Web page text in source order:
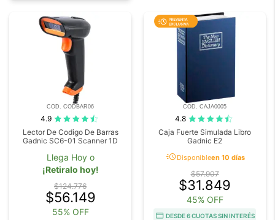
COD. CODBAR06
4.9
Lector De Codigo De Barras
Gadnic SC6-01 Scanner 1D
Llega Hoy o
¡Retiralo hoy!
$124.776
$56.149
55% OFF
COD. CAJA0005
4.8
Caja Fuerte Simulada Libro
Gadnic E2
acuteDisponibleen 10 días
$57.907
$31.849
45% OFF
DESDE 6 CUOTAS SIN INTERÉS